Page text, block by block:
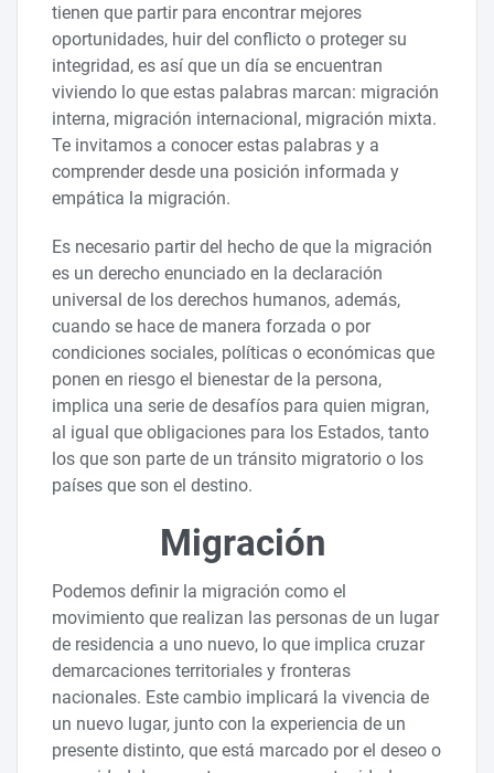
tienen que partir para encontrar mejores
oportunidades, huir del conflicto o proteger su
integridad, es así que un día se encuentran
viviendo lo que estas palabras marcan: migración
interna, migración internacional, migración mixta.
Te invitamos a conocer estas palabras y a
comprender desde una posición informada y
empática la migración.
Es necesario partir del hecho de que la migración
es un derecho enunciado en la declaración
universal de los derechos humanos, además,
cuando se hace de manera forzada o por
condiciones sociales, políticas o económicas que
ponen en riesgo el bienestar de la persona,
implica una serie de desafíos para quien migran,
al igual que obligaciones para los Estados, tanto
los que son parte de un tránsito migratorio o los
países que son el destino.
Migración
Podemos definir la migración como el
movimiento que realizan las personas de un lugar
de residencia a uno nuevo, lo que implica cruzar
demarcaciones territoriales y fronteras
nacionales. Este cambio implicará la vivencia de
un nuevo lugar, junto con la experiencia de un
presente distinto, que está marcado por el deseo o